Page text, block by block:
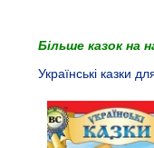
Більше казок на
Українські казки